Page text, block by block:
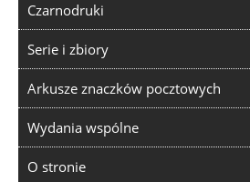
Czarnodruki
Serie i zbiory
Arkusze znaczków pocztowych
Wydania wspólne
O stronie